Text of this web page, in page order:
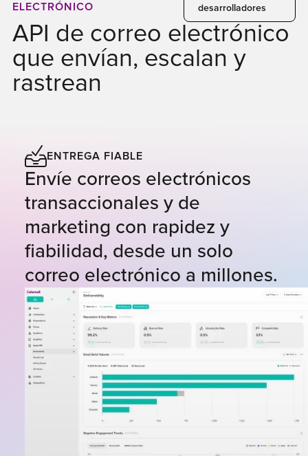
ELECTRÓNICO
desarrolladores
API de correo electrónico
que envían, escalan y
rastrean
ENTREGA FIABLE
Envíe correos electrónicos
transaccionales y de
marketing con rapidez y
fiabilidad, desde un solo
correo electrónico a millones.